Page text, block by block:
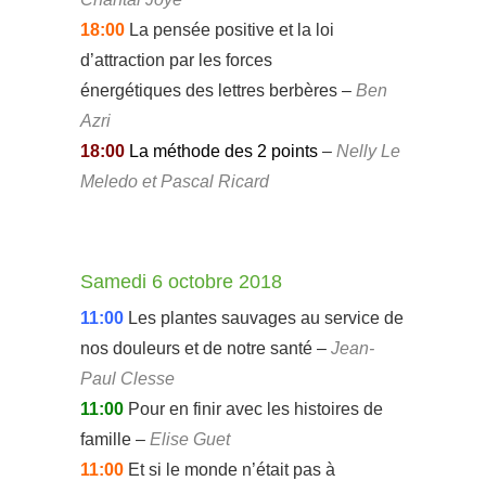
18:00 La pensée positive et la loi
d’attraction par les forces
énergétiques des lettres berbères – Ben
Azri
18:00 La méthode des 2 points – Nelly Le
Meledo et Pascal Ricard
Samedi 6 octobre 2018
11:00 Les plantes sauvages au service de
nos douleurs et de notre santé – Jean-
Paul Clesse
11:00 Pour en finir avec les histoires de
famille – Elise Guet
11:00 Et si le monde n’était pas à